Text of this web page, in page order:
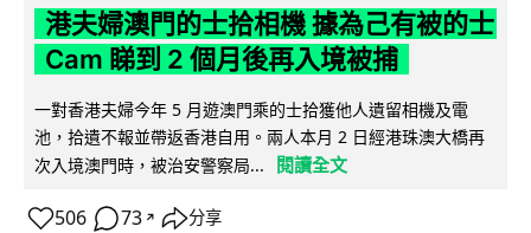
港夫婦澳門的士拾相機 據為己有被的士
Cam 睇到 2 個月後再入境被捕
一對香港夫婦今年 5 月遊澳門乘的士拾獲他人遺留相機及電
池，拾遺不報並帶返香港自用。兩人本月 2 日經港珠澳大橋再
次入境澳門時，被治安警察局...
閱讀全文
506 73 ↗ 分享